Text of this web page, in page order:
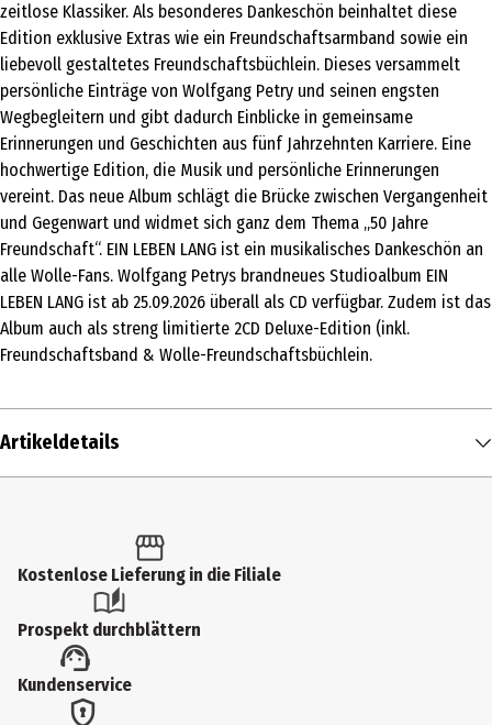
zeitlose Klassiker. Als besonderes Dankeschön beinhaltet diese
Edition exklusive Extras wie ein Freundschaftsarmband sowie ein
liebevoll gestaltetes Freundschaftsbüchlein. Dieses versammelt
persönliche Einträge von Wolfgang Petry und seinen engsten
Wegbegleitern und gibt dadurch Einblicke in gemeinsame
Erinnerungen und Geschichten aus fünf Jahrzehnten Karriere. Eine
hochwertige Edition, die Musik und persönliche Erinnerungen
vereint. Das neue Album schlägt die Brücke zwischen Vergangenheit
und Gegenwart und widmet sich ganz dem Thema „50 Jahre
Freundschaft“. EIN LEBEN LANG ist ein musikalisches Dankeschön an
alle Wolle-Fans. Wolfgang Petrys brandneues Studioalbum EIN
LEBEN LANG ist ab 25.09.2026 überall als CD verfügbar. Zudem ist das
Album auch als streng limitierte 2CD Deluxe-Edition (inkl.
Freundschaftsband & Wolle-Freundschaftsbüchlein.
Artikeldetails
Produkttyp
Künstler
Wolfgang Petry
Kostenlose Lieferung in die Filiale
Prospekt durchblättern
Kundenservice